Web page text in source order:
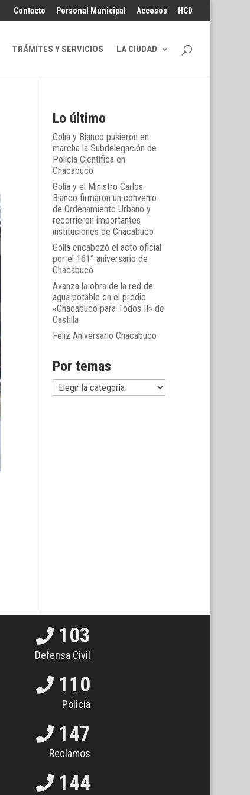
Contacto Personal Municipal Accesos HCD
TRÁMITES Y SERVICIOS LA CIUDAD
Lo último
Golía y Bianco pusieron en
marcha la Subdelegación de
Policía Científica en
Chacabuco
Golía y el Ministro Carlos
Bianco firmaron un convenio
de Ordenamiento Urbano y
recorrieron importantes
instituciones de Chacabuco
Golía encabezó el acto oficial
por el 161° aniversario de
Chacabuco
Avanza la obra de la red de
agua potable en el predio
«Chacabuco para Todos II» de
Castilla
Feliz Aniversario Chacabuco
Por temas
Por
temas
103
Defensa Civil
110
Policía
147
Reclamos
144